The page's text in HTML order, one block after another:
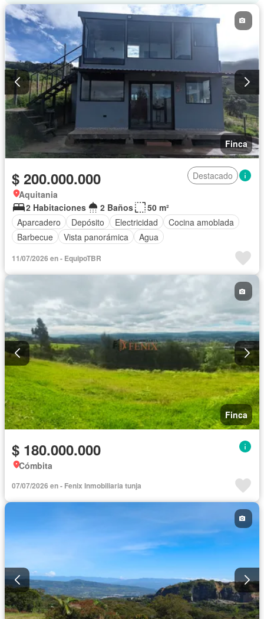
Finca
$ 200.000.000
Destacado
Aquitania
2 Habitaciones
2 Baños
50 m²
Aparcadero
Depósito Electricidad
Cocina amoblada
Barbecue
Vista panorámica Agua
11/07/2026 en - EquipoTBR
Finca
$ 180.000.000
Cómbita
07/07/2026 en - Fenix Inmobiliaria tunja